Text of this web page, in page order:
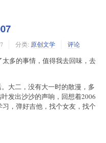
分类: 原创文学 评论
多的事情，值得我去回味，去
大二，没有大一时的散漫，多
发出沙沙的声响，回想着2006
，弹好吉他，找个女友，找个